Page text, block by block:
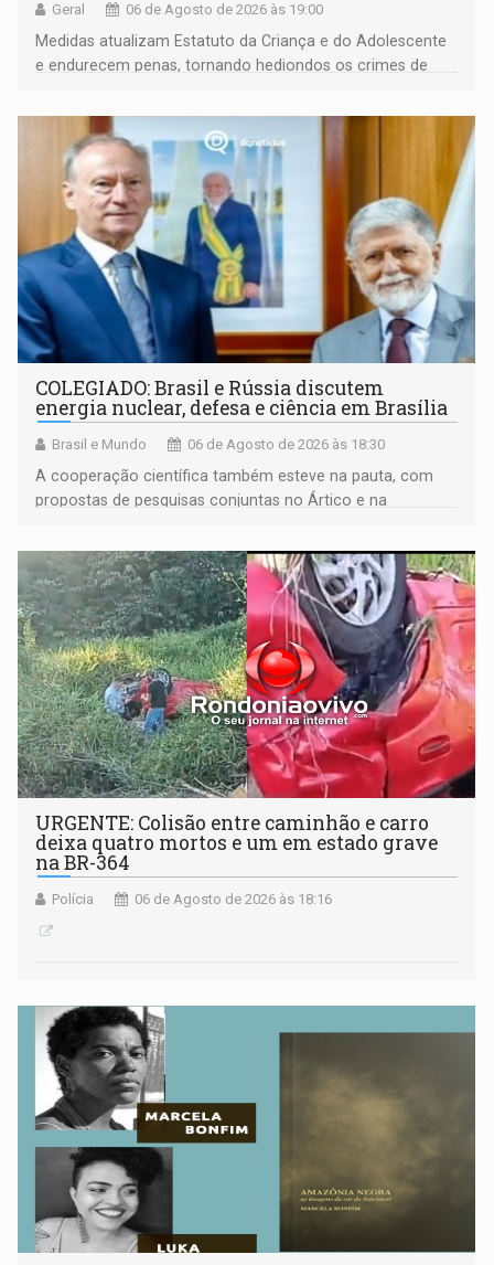
Geral 06 de Agosto de 2026 às 19:00
Medidas atualizam Estatuto da Criança e do Adolescente
e endurecem penas, tornando hediondos os crimes de
COLEGIADO: Brasil e Rússia discutem
energia nuclear, defesa e ciência em Brasília
Brasil e Mundo 06 de Agosto de 2026 às 18:30
A cooperação científica também esteve na pauta, com
propostas de pesquisas conjuntas no Ártico e na
URGENTE: Colisão entre caminhão e carro
deixa quatro mortos e um em estado grave
na BR-364
Polícia 06 de Agosto de 2026 às 18:16